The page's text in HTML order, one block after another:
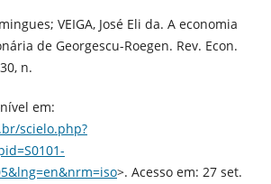
VEIGA, José Eli da. A economia
de Georgescu-Roegen. Rev. Econ.
n.
em:
scielo.php?
>. Acesso em: 27 set.